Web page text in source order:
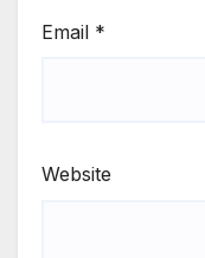
Email *
Website